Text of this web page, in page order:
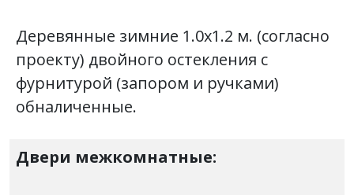
Деревянные зимние 1.0х1.2 м. (согласно
проекту) двойного остекления с
фурнитурой (запором и ручками)
обналиченные.
Двери межкомнатные: